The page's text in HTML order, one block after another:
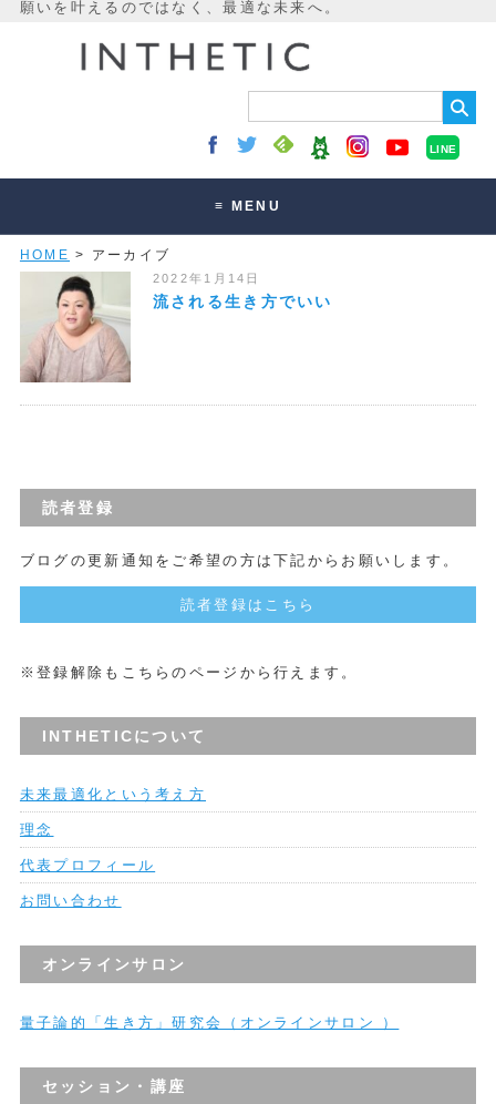
LINE
≡ MENU
講座・セッション
HOME > アーカイブ
2022年1月14日
流される生き方でいい
読者登録
ブログの更新通知をご希望の方は下記からお願いします。
読者登録はこちら
※登録解除もこちらのページから行えます。
INTHETICについて
未来最適化という考え方
理念
代表プロフィール
お問い合わせ
オンラインサロン
量子論的「生き方」研究会（オンラインサロン ）
セッション・講座